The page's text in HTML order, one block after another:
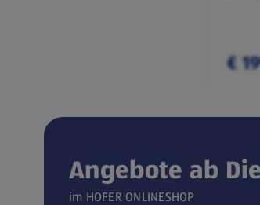
Verfügbar seit 04.08.2026
€
Angebote ab
im HOFER ONLINESHOP